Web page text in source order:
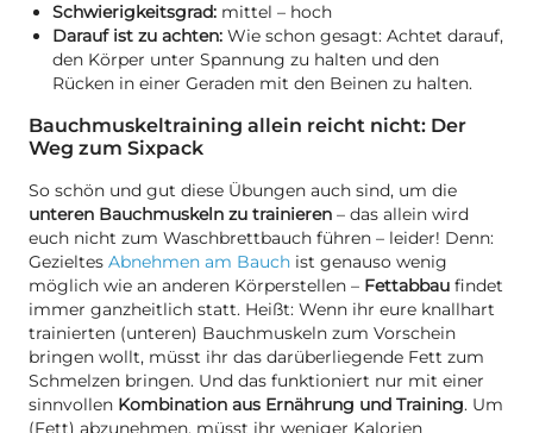
Schwierigkeitsgrad: mittel – hoch
Darauf ist zu achten: Wie schon gesagt: Achtet darauf,
den Körper unter Spannung zu halten und den
Rücken in einer Geraden mit den Beinen zu halten.
Bauchmuskeltraining allein reicht nicht: Der
Weg zum Sixpack
So schön und gut diese Übungen auch sind, um die
unteren Bauchmuskeln zu trainieren – das allein wird
euch nicht zum Waschbrettbauch führen – leider! Denn:
Gezieltes Abnehmen am Bauch ist genauso wenig
möglich wie an anderen Körperstellen – Fettabbau findet
immer ganzheitlich statt. Heißt: Wenn ihr eure knallhart
trainierten (unteren) Bauchmuskeln zum Vorschein
bringen wollt, müsst ihr das darüberliegende Fett zum
Schmelzen bringen. Und das funktioniert nur mit einer
sinnvollen Kombination aus Ernährung und Training. Um
(Fett) abzunehmen, müsst ihr weniger Kalorien